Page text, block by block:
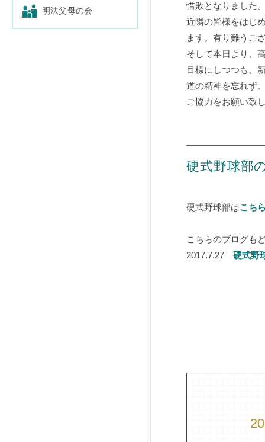
明法父母の会
惜敗となりました
近隣の皆様をはじ
ます。有り難うご
そして本日より、
目標にしつつも、
道の精神を忘れず
ご協力をお願い致
硬式野球部
硬式野球部はこち
こちらのブログも
2017.7.27 硬式野